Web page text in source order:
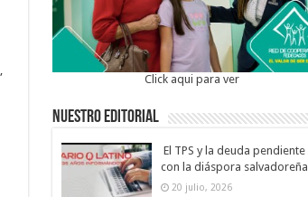
Click aqui para ver
Nuestro Editorial
El TPS y la deuda pendiente
con la diáspora salvadoreña
20 julio, 2026